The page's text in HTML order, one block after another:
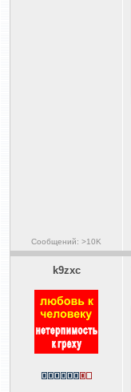
Сообщений: >10K
k9zxc